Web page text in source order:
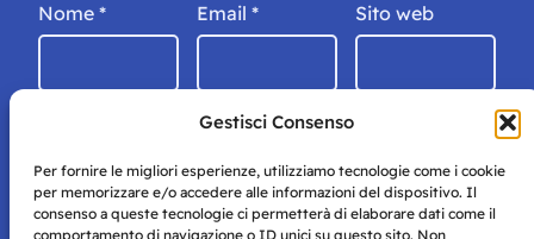
Gestisci Consenso
Per fornire le migliori esperienze, utilizziamo tecnologie come i cookie
per memorizzare e/o accedere alle informazioni del dispositivo. Il
consenso a queste tecnologie ci permetterà di elaborare dati come il
comportamento di navigazione o ID unici su questo sito. Non
Nome * Email * Sito web